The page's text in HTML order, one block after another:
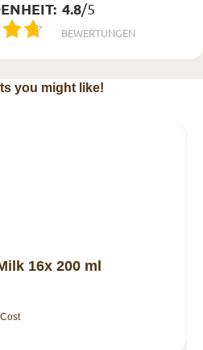
4.8/5
BEWERTUNGEN
you might like!
16x 200 ml